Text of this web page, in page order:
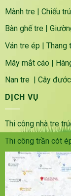
Mành tre | Chiếu
Bàn ghế tre
Ván tre ép | Thang
Mây mắt cáo |
Nan tre | Cây
DỊCH VỤ
Thi công nhà tre
Thi công trần cót